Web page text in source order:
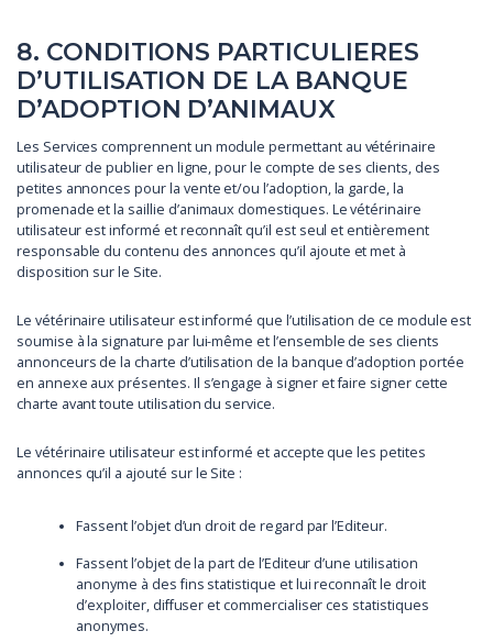
8. CONDITIONS PARTICULIERES
D’UTILISATION DE LA BANQUE
D’ADOPTION D’ANIMAUX
Les Services comprennent un module permettant au vétérinaire
utilisateur de publier en ligne, pour le compte de ses clients, des
petites annonces pour la vente et/ou l’adoption, la garde, la
promenade et la saillie d’animaux domestiques. Le vétérinaire
utilisateur est informé et reconnaît qu’il est seul et entièrement
responsable du contenu des annonces qu’il ajoute et met à
disposition sur le Site.
Le vétérinaire utilisateur est informé que l’utilisation de ce module est
soumise à la signature par lui-même et l’ensemble de ses clients
annonceurs de la charte d’utilisation de la banque d’adoption portée
en annexe aux présentes. Il s’engage à signer et faire signer cette
charte avant toute utilisation du service.
Le vétérinaire utilisateur est informé et accepte que les petites
annonces qu’il a ajouté sur le Site :
Fassent l’objet d’un droit de regard par l’Editeur.
Fassent l’objet de la part de l’Editeur d’une utilisation
anonyme à des fins statistique et lui reconnaît le droit
d’exploiter, diffuser et commercialiser ces statistiques
anonymes.